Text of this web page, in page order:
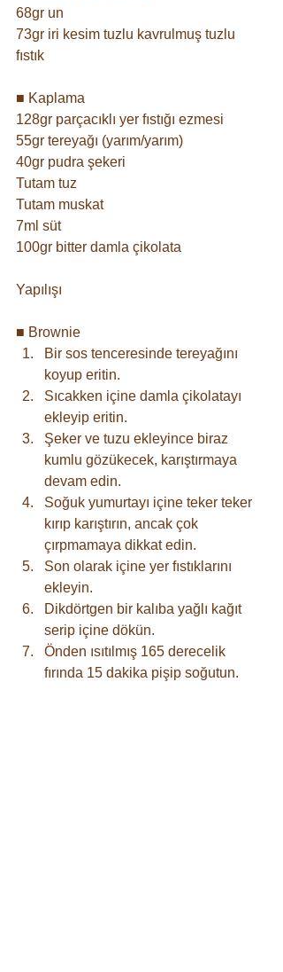
68gr un⠀
73gr iri kesim tuzlu kavrulmuş tuzlu
fıstık ⠀
■ Kaplama⠀
128gr parçacıklı yer fıstığı ezmesi⠀
55gr tereyağı (yarım/yarım)⠀
40gr pudra şekeri⠀
Tutam tuz⠀
Tutam muskat ⠀
7ml süt⠀
100gr bitter damla çikolata⠀
Yapılışı
■ Brownie ⠀
Bir sos tenceresinde tereyağını
koyup eritin.
Sıcakken içine damla çikolatayı
ekleyip eritin.
Şeker ve tuzu ekleyince biraz
kumlu gözükecek, karıştırmaya
devam edin.
Soğuk yumurtayı içine teker teker
kırıp karıştırın, ancak çok
çırpmamaya dikkat edin.
Son olarak içine yer fıstıklarını
ekleyin.
Dikdörtgen bir kalıba yağlı kağıt
serip içine dökün.
Önden ısıtılmış 165 derecelik
fırında 15 dakika pişip soğutun.